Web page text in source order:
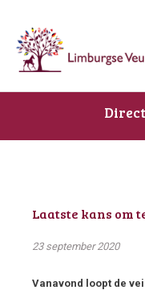
Laatste kans om
23 september 2020
Vanavond loopt de